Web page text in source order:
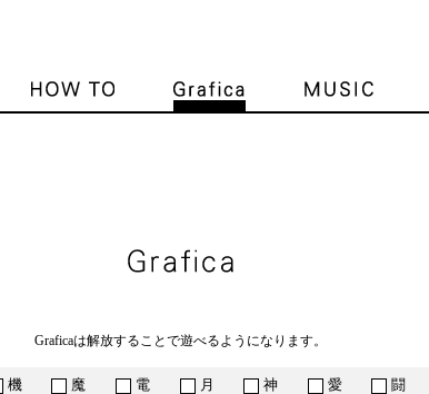
Graficaは解放することで遊べるようになります。
機 魔 電 月 神 愛 闘